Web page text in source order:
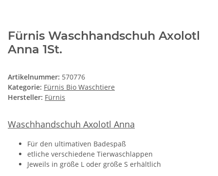
Fürnis Waschhandschuh Axolotl
Anna 1St.
Artikelnummer: 570776
Kategorie: Fürnis Bio Waschtiere
Hersteller: Fürnis
Waschhandschuh Axolotl Anna
Für den ultimativen Badespaß
etliche verschiedene Tierwaschlappen
Jeweils in größe L oder größe S erhältlich